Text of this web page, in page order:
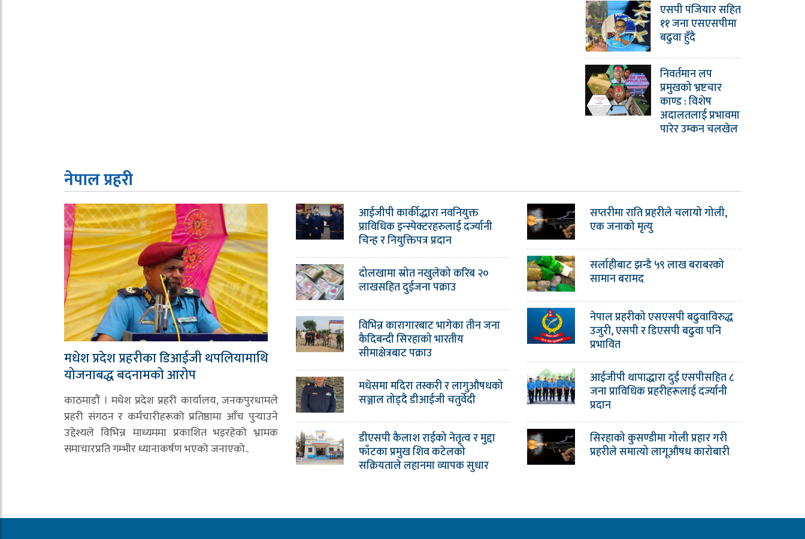
एसपी पंजियार सहित
११ जना एसएसपीमा
बढुवा हुँदै
निवर्तमान लप
प्रमुखको भ्रष्टचार
काण्ड : विशेष
अदालतलाई प्रभावमा
पारेर उम्कन चलखेल
नेपाल प्रहरी
मधेश प्रदेश प्रहरीका डिआईजी थपलियामाथि
योजनाबद्ध बदनामको आरोप
काठमाडौं । मधेश प्रदेश प्रहरी कार्यालय, जनकपुरधामले
प्रहरी संगठन र कर्मचारीहरूको प्रतिष्ठामा आँच पुर्‍याउने
उद्देश्यले विभिन्न माध्यममा प्रकाशित भइरहेको भ्रामक
समाचारप्रति गम्भीर ध्यानाकर्षण भएको जनाएको..
आईजीपी कार्कीद्धारा नवनियुक्त
प्राविधिक इन्स्पेक्टरहरुलाई दर्ज्यानी
चिन्ह र नियुक्तिपत्र प्रदान
दोलखामा स्रोत नखुलेको करिब २०
लाखसहित दुईजना पक्राउ
विभिन्न कारागारबाट भागेका तीन जना
कैदिबन्दी सिरहाको भारतीय
सीमाक्षेत्रबाट पक्राउ
मधेसमा मदिरा तस्करी र लागुऔषधको
सञ्जाल तोड्दै डीआईजी चतुर्वेदी
डीएसपी कैलाश राईको नेतृत्व र मुद्दा
फाँटका प्रमुख शिव कटेलको
सक्रियताले लहानमा व्यापक सुधार
सप्तरीमा राति प्रहरीले चलायो गोली,
एक जनाको मृत्यु
सर्लाहीबाट झन्डै ५९ लाख बराबरको
सामान बरामद
नेपाल प्रहरीको एसएसपी बढुवाविरुद्ध
उजुरी, एसपी र डिएसपी बढुवा पनि
प्रभावित
आईजीपी थापाद्धारा दुई एसपीसहित ८
जना प्राविधिक प्रहरीहरूलाई दर्ज्यानी
प्रदान
सिरहाको कुसण्डीमा गोली प्रहार गरी
प्रहरीले समात्यो लागूऔषध कारोबारी